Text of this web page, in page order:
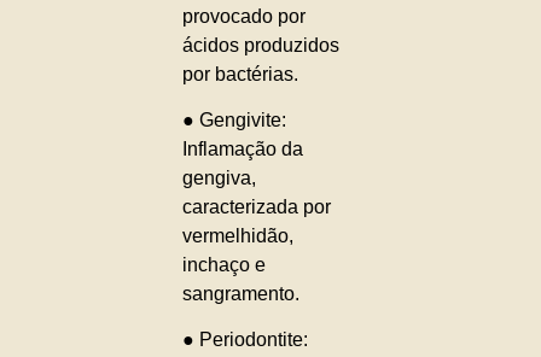
provocado por
ácidos produzidos
por bactérias.
● Gengivite:
Inflamação da
gengiva,
caracterizada por
vermelhidão,
inchaço e
sangramento.
● Periodontite: